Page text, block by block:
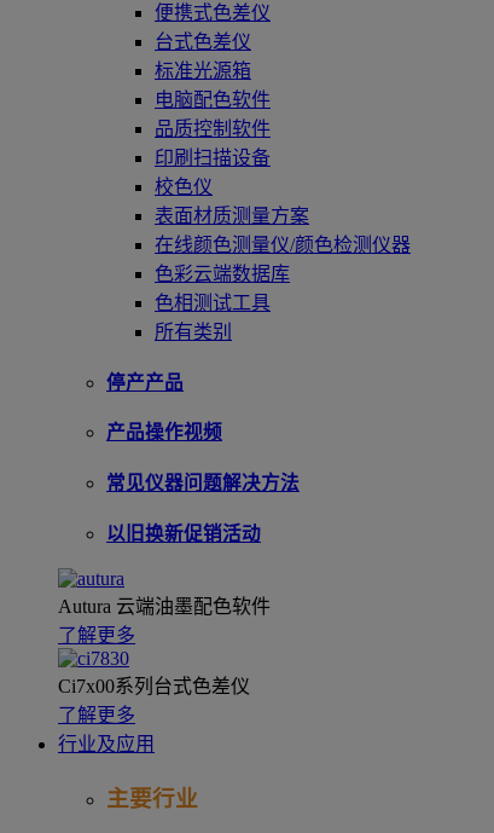
便携式色差仪
台式色差仪
标准光源箱
电脑配色软件
品质控制软件
印刷扫描设备
校色仪
表面材质测量方案
在线颜色测量仪/颜色检测仪器
色彩云端数据库
色相测试工具
所有类别
停产产品
产品操作视频
常见仪器问题解决方法
以旧换新促销活动
Autura 云端油墨配色软件
了解更多
Ci7x00系列台式色差仪
了解更多
行业及应用
主要行业